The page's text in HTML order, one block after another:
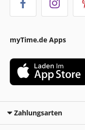
myTime.de Apps
Zahlungsarten